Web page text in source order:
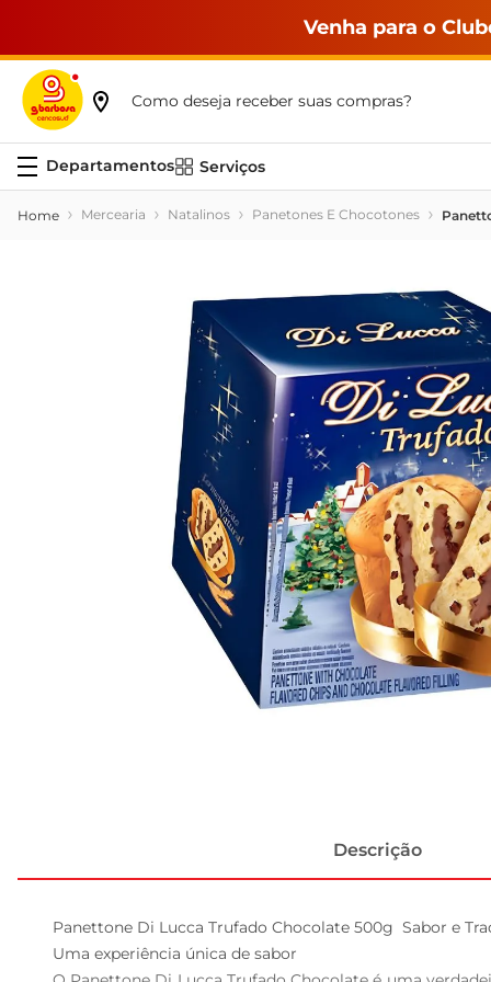
Venha para o
Como deseja receber suas compras?
Serviços
Mercearia Natalinos Panetones E Chocotones
Descrição
Panettone Di Lucca Trufado Chocolate 500g  Sabor e
Uma experiência única de sabor